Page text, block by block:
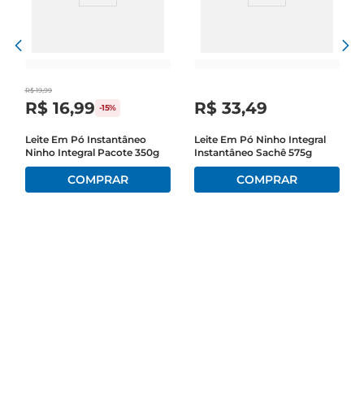
R$ 19,99
R$ 16,99 -15%
Leite Em Pó Instantâneo
Ninho Integral Pacote 350g
R$ 33,49
Leite Em Pó Ninho Integral
Instantâneo Sachê 575g